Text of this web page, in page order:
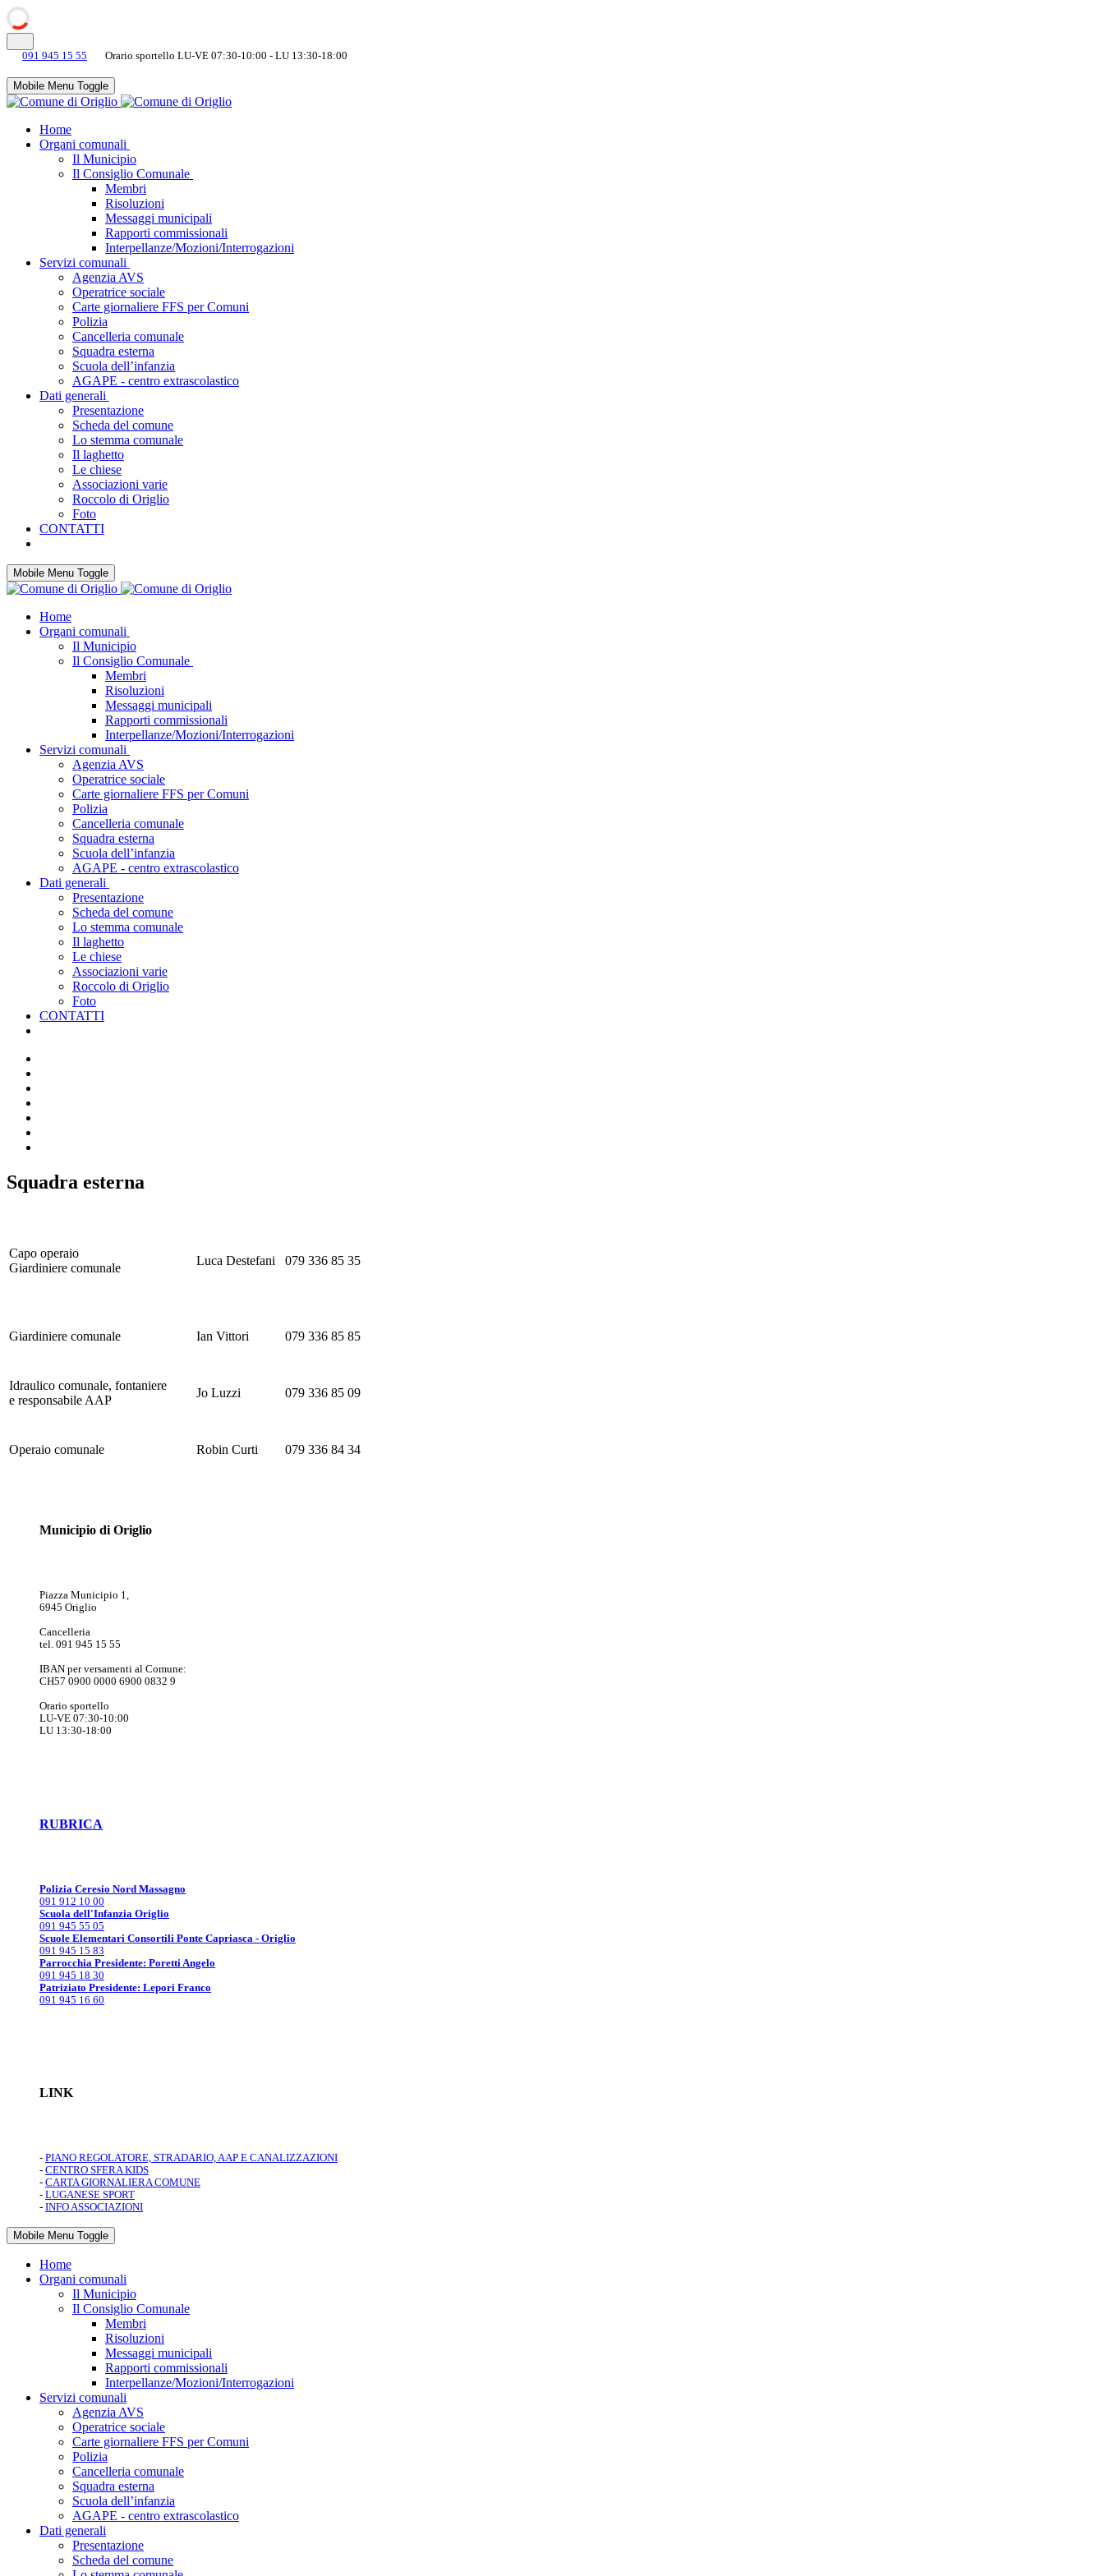
091 945 15 55 Orario sportello LU-VE 07:30-10:00 - LU 13:30-18:00
Mobile Menu Toggle
Home
Organi comunali
Il Municipio
Il Consiglio Comunale
Membri
Risoluzioni
Messaggi municipali
Rapporti commissionali
Interpellanze/Mozioni/Interrogazioni
Servizi comunali
Agenzia AVS
Operatrice sociale
Carte giornaliere FFS per Comuni
Polizia
Cancelleria comunale
Squadra esterna
Scuola dell’infanzia
AGAPE - centro extrascolastico
Dati generali
Presentazione
Scheda del comune
Lo stemma comunale
Il laghetto
Le chiese
Associazioni varie
Roccolo di Origlio
Foto
CONTATTI
Mobile Menu Toggle
Home
Organi comunali
Il Municipio
Il Consiglio Comunale
Membri
Risoluzioni
Messaggi municipali
Rapporti commissionali
Interpellanze/Mozioni/Interrogazioni
Servizi comunali
Agenzia AVS
Operatrice sociale
Carte giornaliere FFS per Comuni
Polizia
Cancelleria comunale
Squadra esterna
Scuola dell’infanzia
AGAPE - centro extrascolastico
Dati generali
Presentazione
Scheda del comune
Lo stemma comunale
Il laghetto
Le chiese
Associazioni varie
Roccolo di Origlio
Foto
CONTATTI
Squadra esterna
Capo operaio
Giardiniere comunale
Luca Destefani 079 336 85 35
Giardiniere comunale Ian Vittori 079 336 85 85
Idraulico comunale, fontaniere
e responsabile AAP
Jo Luzzi 079 336 85 09
Operaio comunale Robin Curti 079 336 84 34
Municipio di Origlio
Piazza Municipio 1,
6945 Origlio
Cancelleria
tel. 091 945 15 55
IBAN per versamenti al Comune:
CH57 0900 0000 6900 0832 9
Orario sportello
LU-VE 07:30-10:00
LU 13:30-18:00
RUBRICA
Polizia Ceresio Nord Massagno
091 912 10 00
Scuola dell'Infanzia Origlio
091 945 55 05
Scuole Elementari Consortili Ponte Capriasca - Origlio
091 945 15 83
Parrocchia Presidente: Poretti Angelo
091 945 18 30
Patriziato Presidente: Lepori Franco
091 945 16 60
LINK
- PIANO REGOLATORE, STRADARIO, AAP E CANALIZZAZIONI
- CENTRO SFERA KIDS
- CARTA GIORNALIERA COMUNE
- LUGANESE SPORT
- INFO ASSOCIAZIONI
Mobile Menu Toggle
Home
Organi comunali
Il Municipio
Il Consiglio Comunale
Membri
Risoluzioni
Messaggi municipali
Rapporti commissionali
Interpellanze/Mozioni/Interrogazioni
Servizi comunali
Agenzia AVS
Operatrice sociale
Carte giornaliere FFS per Comuni
Polizia
Cancelleria comunale
Squadra esterna
Scuola dell’infanzia
AGAPE - centro extrascolastico
Dati generali
Presentazione
Scheda del comune